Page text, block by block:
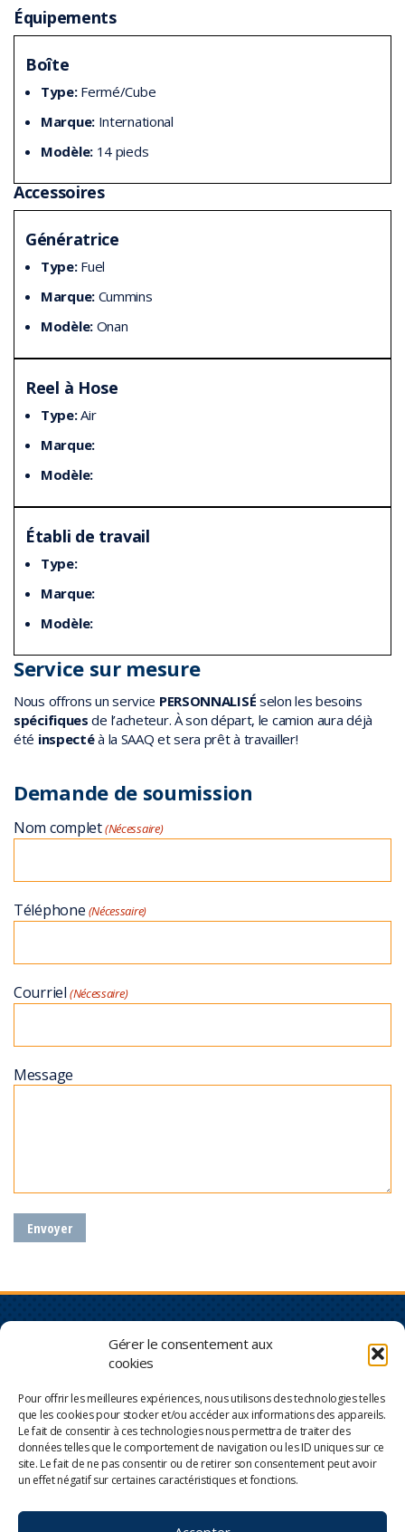
Gérer le consentement aux
cookies
Pour offrir les meilleures expériences, nous utilisons des technologies telles
que les cookies pour stocker et/ou accéder aux informations des appareils.
Le fait de consentir à ces technologies nous permettra de traiter des
données telles que le comportement de navigation ou les ID uniques sur ce
site. Le fait de ne pas consentir ou de retirer son consentement peut avoir
un effet négatif sur certaines caractéristiques et fonctions.
Équipements
Boîte
Type:Fermé/Cube
Marque:International
Modèle:14 pieds
Accessoires
Génératrice
Type:Fuel
Marque:Cummins
Modèle:Onan
Reel à Hose
Type:Air
Marque:
Modèle:
Établi de travail
Type:
Marque:
Modèle:
Service sur mesure
Nous offrons un service PERSONNALISÉ selon les besoins
spécifiques de l’acheteur. À son départ, le camion aura déjà
été inspectéà la SAAQ et sera prêt à travailler!
Demande de soumission
Nom complet(Nécessaire)
Téléphone (Nécessaire)
Courriel (Nécessaire)
Message
Vous faites partie du
monde du transport?
Spécialisé dans l’entretien et
la réparation de véhicules
lourds depuis plus de
50 ans, Domaine du Diesel
vous souhaite la bienvenue!
NOUS JOINDRE
Avenue (Parc industriel)
3S9
Tél. : 418 387-3036
Téléc. : 418 387-9093
info@domainedudiesel.com